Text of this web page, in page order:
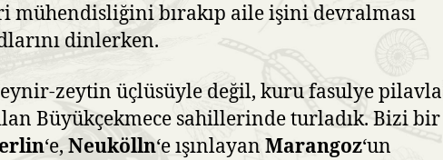
mühendisliğini bırakıp aile işini devralması
dinlerken.
zeytin üçlüsüyle değil, kuru fasulye pilavla
Büyükçekmece sahillerinde turladık. Bizi bir
‘e, Neukölln‘e ışınlayan Marangoz‘un